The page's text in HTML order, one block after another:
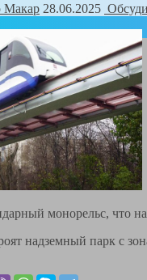
Mакар 28.06.2025
монорельс, что
надземный парк с